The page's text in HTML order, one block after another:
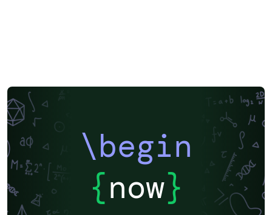
\begin
{now}